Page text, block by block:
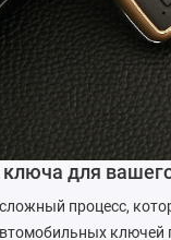
ключа для
процесс,
ключей